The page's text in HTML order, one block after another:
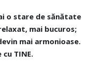
o stare de sănătate
mai bucuros;
mai armonioase.
TINE.